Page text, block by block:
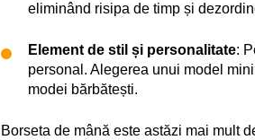
eliminând risipa de timp și
Element de stil și personalitate:
personal. Alegerea unui model
modei bărbătești.
Borseta de mână este astăzi mai mult